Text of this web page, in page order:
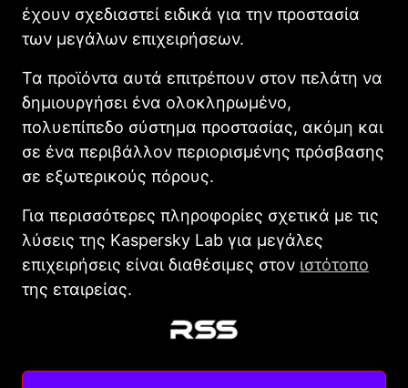
έχουν σχεδιαστεί ειδικά για την προστασία
των μεγάλων επιχειρήσεων.
Τα προϊόντα αυτά επιτρέπουν στον πελάτη να
δημιουργήσει ένα ολοκληρωμένο,
πολυεπίπεδο σύστημα προστασίας, ακόμη και
σε ένα περιβάλλον περιορισμένης πρόσβασης
σε εξωτερικούς πόρους.
Για περισσότερες πληροφορίες σχετικά με τις
λύσεις της Kaspersky Lab για μεγάλες
επιχειρήσεις είναι διαθέσιμες στον ιστότοπο
της εταιρείας.